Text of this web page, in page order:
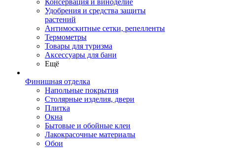
Консервация и виноделие
Удобрения и средства защиты
растений
Антимоскитные сетки, репелленты
Термометры
Товары для туризма
Аксессуары для бани
Ещё
Финишная отделка
Напольные покрытия
Столярные изделия, двери
Плитка
Окна
Бытовые и обойные клеи
Лакокрасочные материалы
Обои